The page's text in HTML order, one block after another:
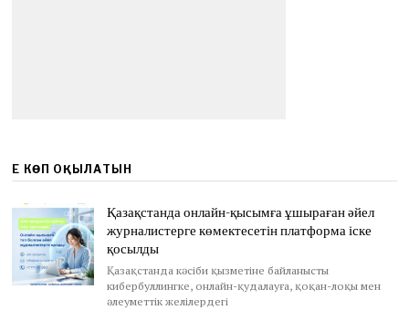
ЕҢ КӨП ОҚЫЛАТЫН
Қазақстанда онлайн-қысымға ұшыраған әйел
журналистерге көмектесетін платформа іске
қосылды
Қазақстанда кәсіби қызметіне байланысты
кибербуллингке, онлайн-қудалауға, қоқан-лоқы мен
әлеуметтік желілердегі